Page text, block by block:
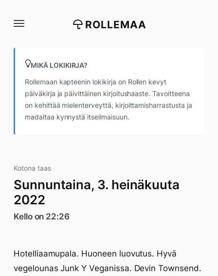
suoraan
ROLLEMAA
MIKÄ LOKIKIRJA?
Rollemaan kapteenin lokikirja on Rollen kevyt
päiväkirja ja päivittäinen kirjoitushaaste. Tavoitteena
on kehittää mielenterveyttä, kirjoittamisharrastusta ja
madaltaa kynnystä itseilmaisuun.
Kotona taas
Sunnuntaina, 3. heinäkuuta
2022
Kello on 22:26
Hotelliaamupala. Huoneen luovutus. Hyvä
vegelounas Junk Y Veganissa. Devin Townsend.